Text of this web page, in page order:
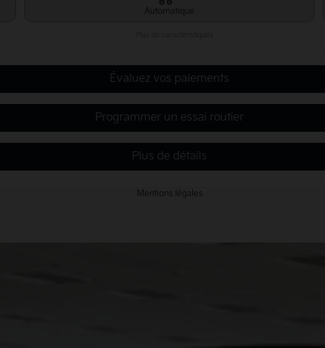
Automatique
Évaluez vos paiements
Programmer un essai routier
Plus de détails
Mentions légales